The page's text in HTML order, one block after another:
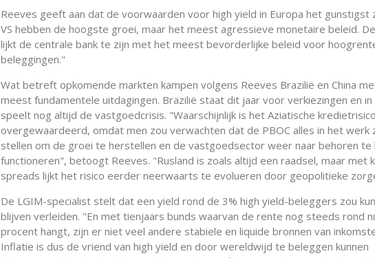
Reeves geeft aan dat de voorwaarden voor high yield in Europa het gunstigst
VS hebben de hoogste groei, maar het meest agressieve monetaire beleid. De
lijkt de centrale bank te zijn met het meest bevorderlijke beleid voor
beleggingen."
Wat betreft opkomende markten kampen volgens Reeves Brazilië en China
meest fundamentele uitdagingen. Brazilië staat dit jaar voor verkiezingen en in
speelt nog altijd de vastgoedcrisis. "Waarschijnlijk is het Aziatische kredietrisico
overgewaardeerd, omdat men zou verwachten dat de PBOC alles in het werk
stellen om de groei te herstellen en de vastgoedsector weer naar behoren te
functioneren", betoogt Reeves. "Rusland is zoals altijd een raadsel, maar met
spreads lijkt het risico eerder neerwaarts te evolueren door geopolitieke
De LGIM-specialist stelt dat een yield rond de 3% high yield-beleggers zou
blijven verleiden. "En met tienjaars bunds waarvan de rente nog steeds rond
procent hangt, zijn er niet veel andere stabiele en liquide bronnen van
Inflatie is dus de vriend van high yield en door wereldwijd te beleggen kunnen